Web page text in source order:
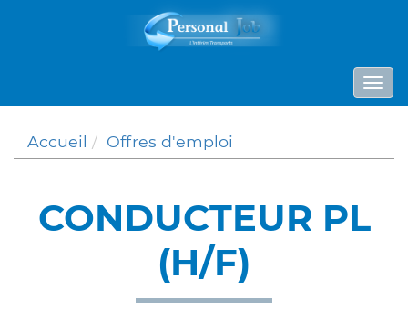
Accueil Offres d'emploi
CONDUCTEUR PL
(H/F)
Panneau de gestion des cookies